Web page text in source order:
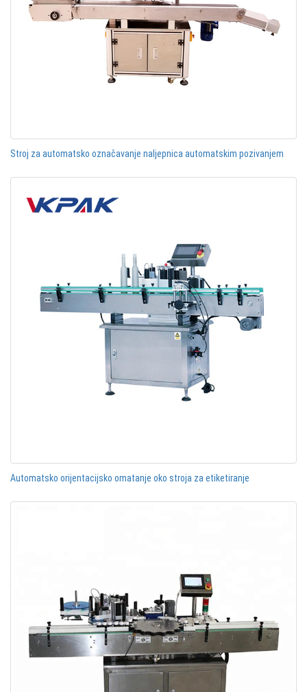
Stroj za automatsko označavanje naljepnica automatskim pozivanjem
Automatsko orijentacijsko omatanje oko stroja za etiketiranje